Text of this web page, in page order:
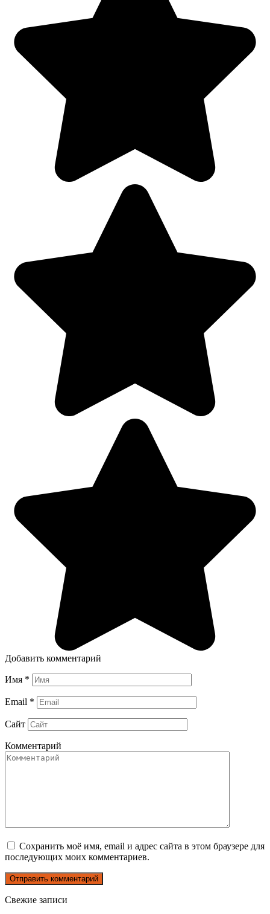
Добавить комментарий
Имя *
Email *
Сайт
Комментарий
Сохранить моё имя, email и адрес сайта в этом браузере для
последующих моих комментариев.
Свежие записи